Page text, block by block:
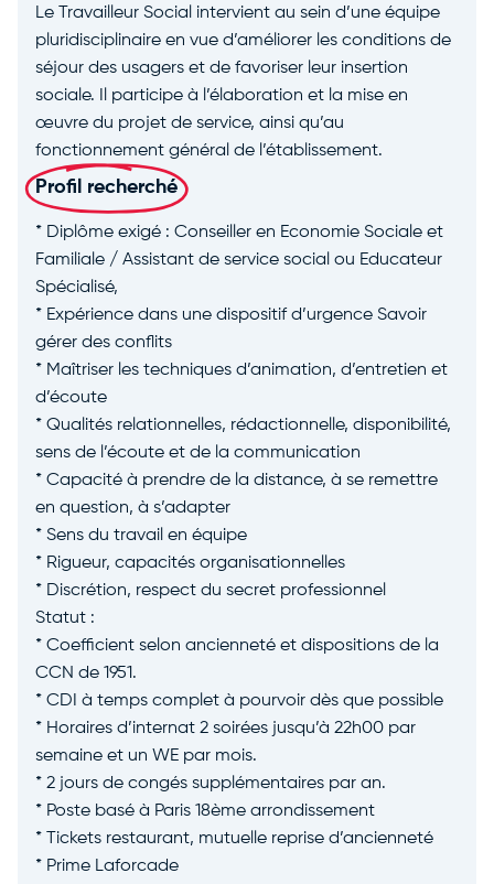
Le Travailleur Social intervient au sein d’une équipe
pluridisciplinaire en vue d’améliorer les conditions de
séjour des usagers et de favoriser leur insertion
sociale. Il participe à l’élaboration et la mise en
œuvre du projet de service, ainsi qu’au
fonctionnement général de l’établissement.
Profil recherché
* Diplôme exigé : Conseiller en Economie Sociale et
Familiale / Assistant de service social ou Educateur
Spécialisé,
* Expérience dans une dispositif d’urgence Savoir
gérer des conflits
* Maîtriser les techniques d’animation, d’entretien et
d’écoute
* Qualités relationnelles, rédactionnelle, disponibilité,
sens de l’écoute et de la communication
* Capacité à prendre de la distance, à se remettre
en question, à s’adapter
* Sens du travail en équipe
* Rigueur, capacités organisationnelles
* Discrétion, respect du secret professionnel
Statut :
* Coefficient selon ancienneté et dispositions de la
CCN de 1951.
* CDI à temps complet à pourvoir dès que possible
* Horaires d’internat 2 soirées jusqu’à 22h00 par
semaine et un WE par mois.
* 2 jours de congés supplémentaires par an.
* Poste basé à Paris 18ème arrondissement
* Tickets restaurant, mutuelle reprise d’ancienneté
* Prime Laforcade